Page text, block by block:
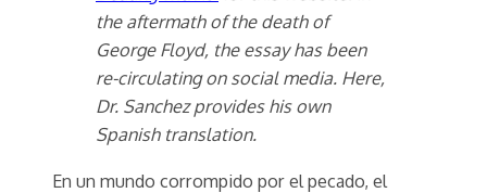
the aftermath of the death of
George Floyd, the essay has been
re-circulating on social media. Here,
Dr. Sanchez provides his own
Spanish translation.
En un mundo corrompido por el pecado, el